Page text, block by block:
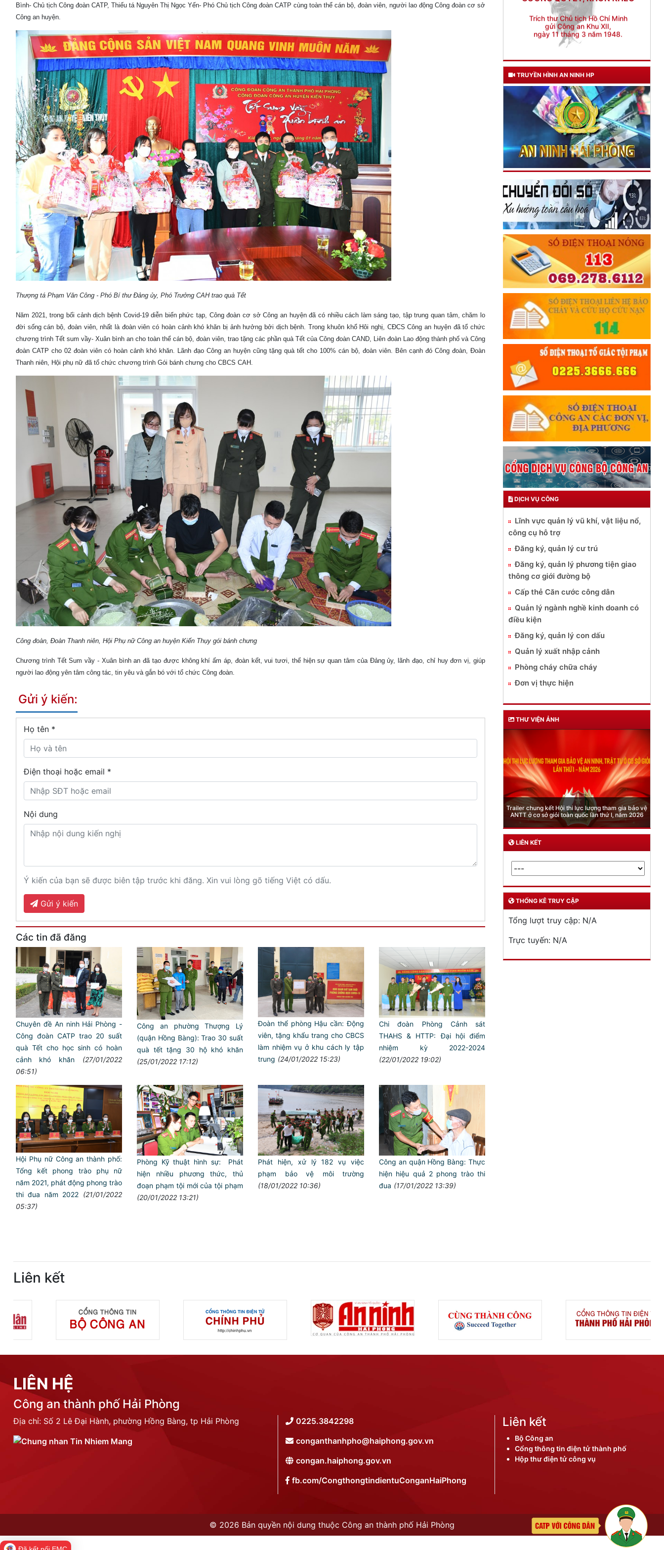
Bình- Chủ tịch Công đoàn CATP, Thiếu tá Nguyên Thị Ngọc Yến- Phó Chủ tịch Công đoàn CATP cùng toàn thể cán bộ, đoàn viên, người lao động Công đoàn cơ sở
Công an huyện.
Thượng tá Phạm Văn Công - Phó Bí thư Đảng ủy, Phó Trưởng CAH trao quà Tết
Năm 2021, trong bối cảnh dịch bệnh Covid-19 diễn biến phức tạp, Công đoàn cơ sở Công an huyện đã có nhiều cách làm sáng tạo, tập trung quan tâm, chăm lo
đời sống cán bộ, đoàn viên, nhất là đoàn viên có hoàn cảnh khó khăn bị ảnh hưởng bởi dịch bệnh. Trong khuôn khổ Hôi nghị, CĐCS Công an huyện đã tổ chức
chương trình Tết sum vầy- Xuân bình an cho toàn thể cán bộ, đoàn viên, trao tặng các phần quà Tết của Công đoàn CAND, Liên đoàn Lao động thành phố và Công
đoàn CATP cho 02 đoàn viên có hoàn cảnh khó khăn. Lãnh đạo Công an huyện cũng tặng quà tết cho 100% cán bộ, đoàn viên. Bên cạnh đó Công đoàn, Đoàn
Thanh niên, Hội phụ nữ đã tổ chức chương trình Gói bánh chưng cho CBCS CAH.
Công đoàn, Đoàn Thanh niên, Hội Phụ nữ Công an huyện Kiến Thụy gói bánh chưng
Chương trình Tết Sum vầy - Xuân bình an đã tạo được không khí ấm áp, đoàn kết, vui tươi, thể hiện sự quan tâm của Đảng ủy, lãnh đạo, chỉ huy đơn vị, giúp
người lao động yên tâm công tác, tin yêu và gắn bó với tổ chức Công đoàn.
Gửi ý kiến:
Họ tên *
Điện thoại hoặc email *
Nội dung
Ý kiến của bạn sẽ được biên tập trước khi đăng. Xin vui lòng gõ tiếng Việt có dấu.
Gửi ý kiến
Các tin đã đăng
Chuyên đề An ninh Hải Phòng -
Công đoàn CATP trao 20 suất
quà Tết cho học sinh có hoàn
cảnh khó khăn
(27/01/2022
06:51)
Công an phường Thượng Lý
(quận Hồng Bàng): Trao 30 suất
quà tết tặng 30 hộ khó khăn
(25/01/2022 17:12)
Đoàn thể phòng Hậu cần: Động
viên, tặng khẩu trang cho CBCS
làm nhiệm vụ ở khu cách ly tập
trung (24/01/2022 15:23)
Chi đoàn Phòng Cảnh sát
THAHS & HTTP: Đại hội điểm
nhiệm kỳ 2022-2024
(22/01/2022 19:02)
Hội Phụ nữ Công an thành phố:
Tổng kết phong trào phụ nữ
năm 2021, phát động phong trào
thi đua năm 2022
(21/01/2022
05:37)
Phòng Kỹ thuật hình sự: Phát
hiện nhiều phương thức, thủ
đoạn phạm tội mới của tội phạm
(20/01/2022 13:21)
Phát hiện, xử lý 182 vụ việc
phạm bảo vệ môi trường
(18/01/2022 10:36)
Công an quận Hồng Bàng: Thực
hiện hiệu quả 2 phong trào thi
đua (17/01/2022 13:39)
TRUYỀN HÌNH AN NINH HP
DỊCH VỤ CÔNG
Lĩnh vực quản lý vũ khí, vật liệu nổ,
công cụ hỗ trợ
Đăng ký, quản lý cư trú
Đăng ký, quản lý phương tiện giao
thông cơ giới đường bộ
Cấp thẻ Căn cước công dân
Quản lý ngành nghề kinh doanh có
điều kiện
Đăng ký, quản lý con dấu
Quản lý xuất nhập cảnh
Phòng cháy chữa cháy
Đơn vị thực hiện
THƯ VIỆN ẢNH
Phòng Quản lý xuất nhập cảnh: Hướng dẫn những
quy định mới trong lĩnh vực xuất cảnh, nhập cảnh
của công dân việt nam từ ngày 01/7/2026
LIÊN KẾT
THỐNG KÊ TRUY CẬP
Tổng lượt truy cập: N/A
Trực tuyến: N/A
Liên kết
LIÊN HỆ
Công an thành phố Hải Phòng
Địa chỉ: Số 2 Lê Đại Hành, phường Hồng Bàng, tp Hải Phòng
0225.3842298
conganthanhpho@haiphong.gov.vn
congan.haiphong.gov.vn
fb.com/CongthongtindientuConganHaiPhong
Liên kết
Bộ Công an
Cổng thông tin điện tử thành phố
Hộp thư điện tử công vụ
© 2026 Bản quyền nội dung thuộc Công an thành phố Hải Phòng